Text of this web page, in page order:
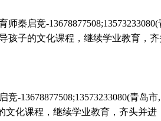
秦启竞-
孩子的文化课程，继续学业教育，
-13678877508;13573233080(青岛
化课程，继续学业教育，齐头并